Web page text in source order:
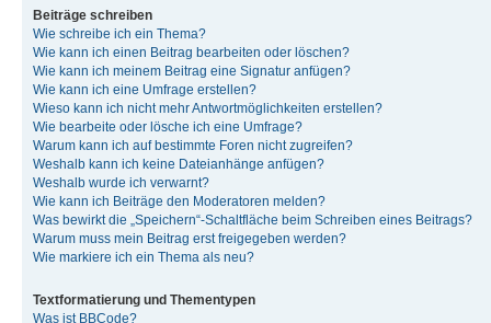
Beiträge schreiben
Wie schreibe ich ein Thema?
Wie kann ich einen Beitrag bearbeiten oder löschen?
Wie kann ich meinem Beitrag eine Signatur anfügen?
Wie kann ich eine Umfrage erstellen?
Wieso kann ich nicht mehr Antwortmöglichkeiten erstellen?
Wie bearbeite oder lösche ich eine Umfrage?
Warum kann ich auf bestimmte Foren nicht zugreifen?
Weshalb kann ich keine Dateianhänge anfügen?
Weshalb wurde ich verwarnt?
Wie kann ich Beiträge den Moderatoren melden?
Was bewirkt die „Speichern“-Schaltfläche beim Schreiben eines Beitrags?
Warum muss mein Beitrag erst freigegeben werden?
Wie markiere ich ein Thema als neu?
Textformatierung und Thementypen
Was ist BBCode?